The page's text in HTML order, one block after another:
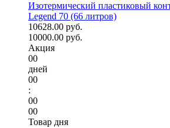
Изотермический пластиковый
Legend 70 (66 литров)
10628.00 руб.
10000.00 руб.
Акция
00
дней
00
:
00
00
Товар дня